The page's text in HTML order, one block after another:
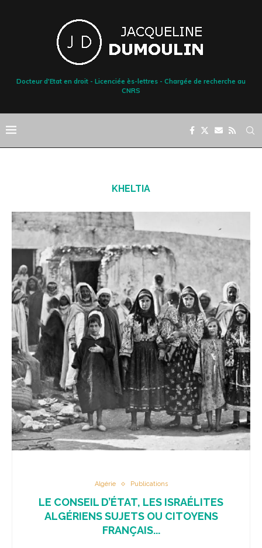
Docteur d'Etat en droit - Licenciée ès-lettres - Chargée de recherche au
CNRS
KHELTIA
Algérie Publications
LE CONSEIL D’ÉTAT, LES ISRAÉLITES
ALGÉRIENS SUJETS OU CITOYENS
FRANÇAIS...